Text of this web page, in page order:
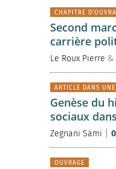
CHAPITRE
Second
carrière
Le Roux Pierre &
ARTICLE DANS UNE
Genèse du
sociaux
Zegnani Sami
OUVRAGE